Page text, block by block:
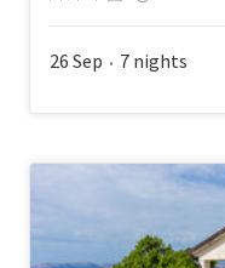
5 Gäste
2 Schlafzimmer
1 Badezimmer
0 Haustiere
26 Sep • 7 nights